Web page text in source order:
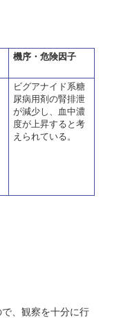
機序・危険因子
ビグアナイド系糖
尿病用剤の腎排泄
が減少し、血中濃
度が上昇すると考
えられている。
、観察を十分に行